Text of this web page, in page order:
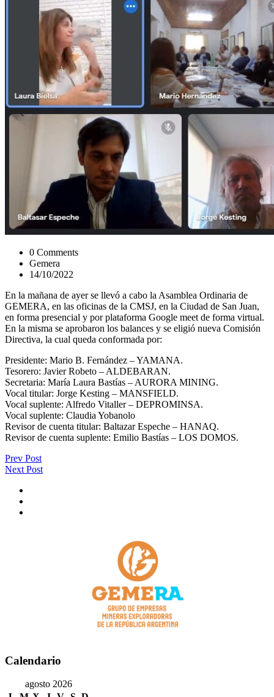
0 Comments
Gemera
14/10/2022
En la mañana de ayer se llevó a cabo la Asamblea Ordinaria de
GEMERA, en las oficinas de la CMSJ, en la Ciudad de San Juan,
en forma presencial y por plataforma Google meet de forma virtual.
En la misma se aprobaron los balances y se eligió nueva Comisión
Directiva, la cual queda conformada por:
Presidente: Mario B. Fernández – YAMANA.
Tesorero: Javier Robeto – ALDEBARAN.
Secretaria: María Laura Bastías – AURORA MINING.
Vocal titular: Jorge Kesting – MANSFIELD.
Vocal suplente: Alfredo Vitaller – DEPROMINSA.
Vocal suplente: Claudia Yobanolo
Revisor de cuenta titular: Baltazar Espeche – HANAQ.
Revisor de cuenta suplente: Emilio Bastías – LOS DOMOS.
Prev Post
Next Post
Calendario
agosto 2026